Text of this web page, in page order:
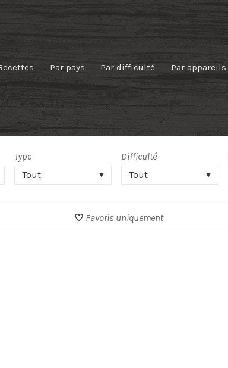
Par pays Par difficulté Par appareils
Type
Tout
Difficulté
Tout
Favoris uniquement